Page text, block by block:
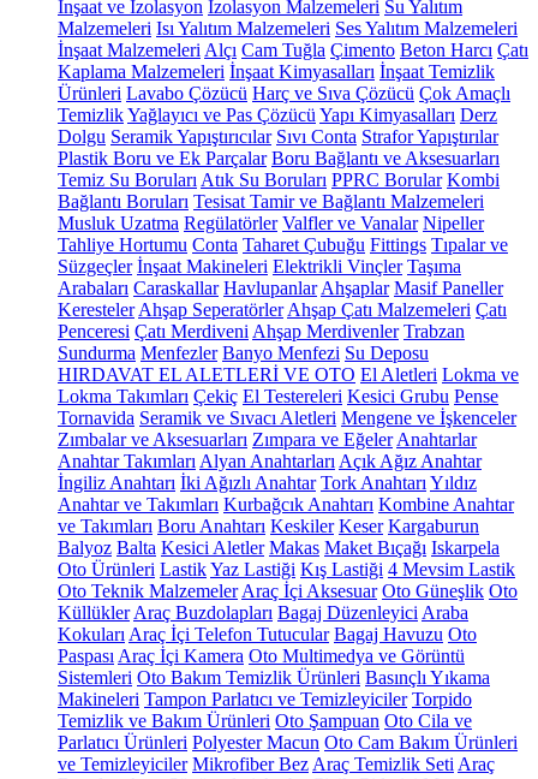
İnşaat ve İzolasyon İzolasyon Malzemeleri Su Yalıtım
Malzemeleri Isı Yalıtım Malzemeleri Ses Yalıtım Malzemeleri
İnşaat Malzemeleri Alçı Cam Tuğla Çimento Beton Harcı Çatı
Kaplama Malzemeleri İnşaat Kimyasalları İnşaat Temizlik
Ürünleri Lavabo Çözücü Harç ve Sıva Çözücü Çok Amaçlı
TemizlikYağlayıcı ve Pas Çözücü Yapı Kimyasalları Derz
Dolgu Seramik Yapıştırıcılar Sıvı Conta Strafor Yapıştırılar
Plastik Boru ve Ek Parçalar Boru Bağlantı ve Aksesuarları
Temiz Su Boruları Atık Su Boruları PPRC Borular Kombi
Bağlantı Boruları Tesisat Tamir ve Bağlantı Malzemeleri
Musluk Uzatma Regülatörler Valfler ve Vanalar Nipeller
Tahliye Hortumu Conta Taharet Çubuğu Fittings Tıpalar ve
Süzgeçler İnşaat Makineleri Elektrikli Vinçler Taşıma
Arabaları Caraskallar Havlupanlar Ahşaplar Masif Paneller
Keresteler Ahşap Seperatörler Ahşap Çatı Malzemeleri Çatı
Penceresi Çatı Merdiveni Ahşap Merdivenler Trabzan
Sundurma Menfezler Banyo Menfezi Su Deposu
HIRDAVAT EL ALETLERİ VE OTO El Aletleri Lokma ve
Lokma Takımları Çekiç El Testereleri Kesici Grubu Pense
Tornavida Seramik ve Sıvacı Aletleri Mengene ve İşkenceler
Zımbalar ve Aksesuarları Zımpara ve Eğeler Anahtarlar
Anahtar Takımları Alyan Anahtarları Açık Ağız Anahtar
İngiliz Anahtarı İki Ağızlı Anahtar Tork Anahtarı Yıldız
Anahtar ve Takımları Kurbağcık Anahtarı Kombine Anahtar
ve Takımları Boru Anahtarı Keskiler Keser Kargaburun
Balyoz Balta Kesici Aletler Makas Maket Bıçağı Iskarpela
Oto Ürünleri LastikYaz Lastiği Kış Lastiği 4 Mevsim Lastik
Oto Teknik Malzemeler Araç İçi Aksesuar Oto Güneşlik Oto
Küllükler Araç Buzdolapları Bagaj Düzenleyici Araba
Kokuları Araç İçi Telefon Tutucular Bagaj Havuzu Oto
Paspası Araç İçi Kamera Oto Multimedya ve Görüntü
Sistemleri Oto Bakım Temizlik Ürünleri Basınçlı Yıkama
Makineleri Tampon Parlatıcı ve Temizleyiciler Torpido
Temizlik ve Bakım Ürünleri Oto Şampuan Oto Cila ve
Parlatıcı Ürünleri Polyester Macun Oto Cam Bakım Ürünleri
ve Temizleyiciler Mikrofiber Bez Araç Temizlik Seti Araç